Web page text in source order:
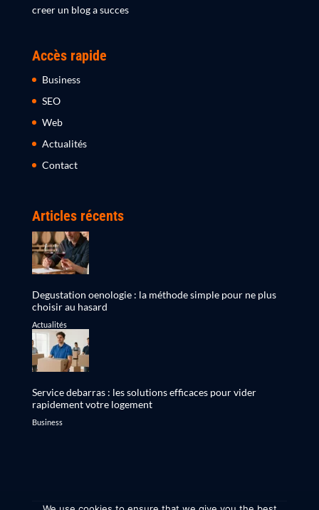
creer un blog a succes
Accès rapide
Business
SEO
Web
Actualités
Contact
Articles récents
Degustation oenologie : la méthode simple pour ne plus
choisir au hasard
Actualités
Service debarras : les solutions efficaces pour vider
rapidement votre logement
Business